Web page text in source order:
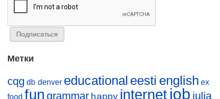
Метки
cqg db denver educational eesti english ex
food fun grammar happy internet job julia